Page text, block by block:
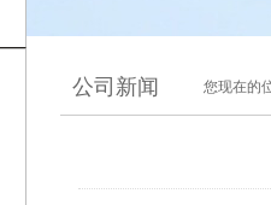
公司新闻 您现在的